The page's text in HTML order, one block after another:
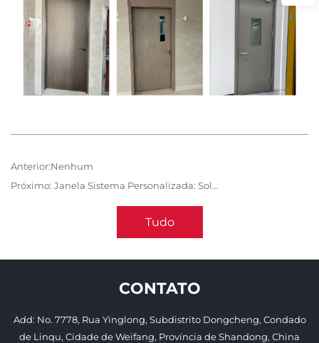
Anterior:Nenhum
Próximo: Janela Sistema Personalizada: Solução de Desempenho para Múltiplos Cenários Arquitetônicos
Tudo
CONTATO
Add: No. 7778, Rua Yinglong, Subdistrito Dongcheng, Condado
de Linqu, Cidade de Weifang, Província de Shandong, China